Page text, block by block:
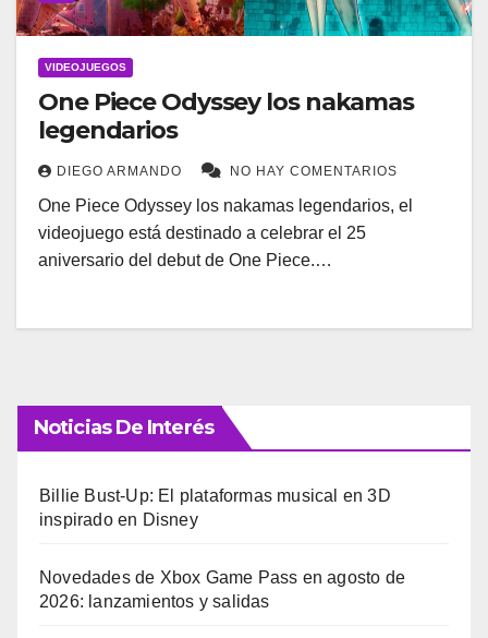
VIDEOJUEGOS
One Piece Odyssey los nakamas
legendarios
DIEGO ARMANDO NO HAY COMENTARIOS
One Piece Odyssey los nakamas legendarios, el
videojuego está destinado a celebrar el 25
aniversario del debut de One Piece.…
Noticias De Interés
Billie Bust-Up: El plataformas musical en 3D
inspirado en Disney
Novedades de Xbox Game Pass en agosto de
2026: lanzamientos y salidas